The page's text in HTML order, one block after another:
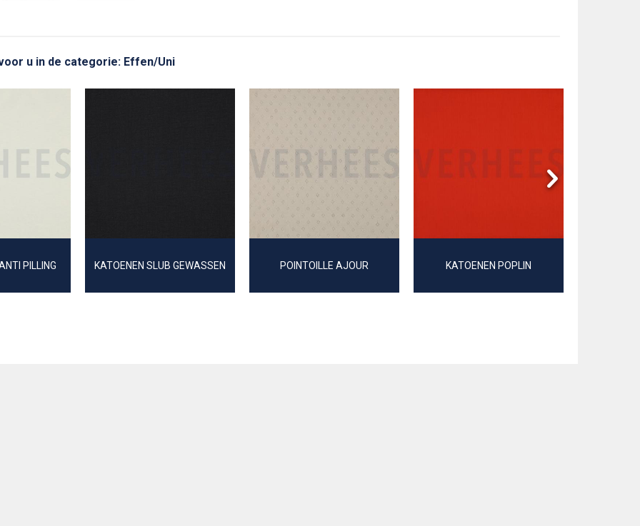
u in de categorie: Effen/Uni
PILLING KATOENEN SLUB GEWASSEN POINTOILLE AJOUR KATOENEN POPLIN